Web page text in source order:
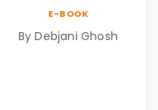
Patterns &
E-BOOK
By Debjani Ghosh